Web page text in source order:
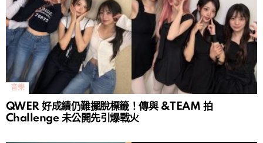
音樂
QWER 好成績仍難擺脫標籤！傳與 &TEAM 拍
Challenge 未公開先引爆戰火